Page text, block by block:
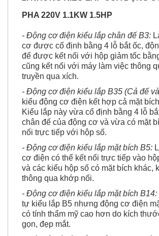
PHA 220V 1.1KW 1.5HP
- Động cơ điện kiểu lắp chân đế B3:
cơ được cố định bằng 4 lỗ bắt ốc,
đế được kết nối với hộp giảm tốc
cũng kết nối với máy làm việc thông
truyền qua xích.
- Động cơ điện kiểu lắp B35 (Cả đế
kiểu động cơ điện kết hợp cả mặt
Kiểu lắp này vừa cố định bằng 4 lỗ
chân đế của động cơ và vừa có mặt
nối trực tiếp với hộp số.
- Động cơ điện kiểu lắp mặt bích B5:
cơ điện có thể kết nối trực tiếp vào
và các kiểu hộp số có mặt bích khác,
thông qua khớp nối.
- Động cơ điện kiểu lắp mặt bích B14:
tự kiểu lắp B5 nhưng động cơ điện
có tính thẩm mỹ cao hơn do kích
gọn, đẹp mắt.